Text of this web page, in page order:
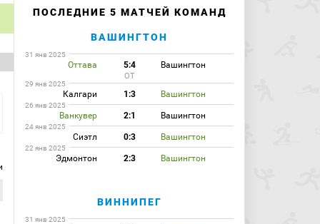
ПОСЛЕДНИЕ 5 МАТЧЕЙ КОМАНД
ВАШИНГТОН
31 янв 2025
Оттава 5:4 Вашингтон
ОТ
29 янв 2025
Калгари 1:3 Вашингтон
26 янв 2025
Ванкувер 2:1 Вашингтон
24 янв 2025
Сиэтл 0:3 Вашингтон
22 янв 2025
Эдмонтон 2:3 Вашингтон
ВИННИПЕГ
31 янв 2025